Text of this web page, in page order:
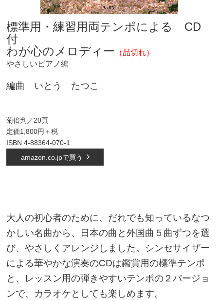
標準用・練習用両テンポによる CD
付
わが心のメロディー
（品切れ）
やさしいピアノ編
編曲 いとう たつこ
菊倍判／20頁
定価1,800円＋税
ISBN 4-88364-070-1
amazon.co.jpで買う
大人の初心者のために、だれでも知っているなつ
かしい名曲から、日本の曲と外国曲５曲ずつを選
び、やさしくアレンジしました。シンセサイザー
による華やかな演奏のCDは鑑賞用の標準テンポ
と、レッスン用の弾きやすいテンポの２バージョ
ンで、カラオケとしても楽しめます。